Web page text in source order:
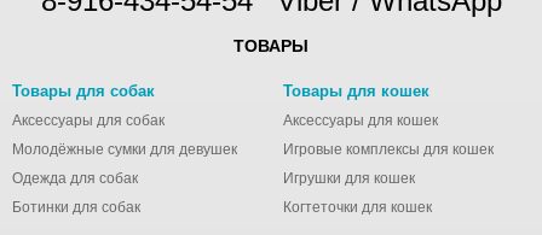
ТОВАРЫ
Товары для собак
Аксессуары для собак
Молодёжные сумки для девушек
Одежда для собак
Ботинки для собак
Товары для кошек
Аксессуары для кошек
Игровые комплексы для кошек
Игрушки для кошек
Когтеточки для кошек